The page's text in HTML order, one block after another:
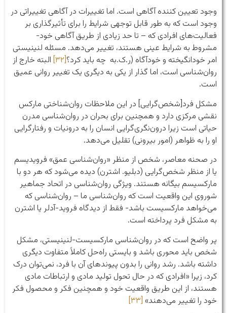
وجود تعیین کننده آگاهی است. اما تغییرات در آگاهی تغییراتی در
وجود است که به طور قابل توجهی شرایط را برای تأثیرگذاری بر
فعالیت‌های افرادی که – تا حد زیادی از طریق آگاهی خود-
مشروط به شرایط عینی هستند، تغییر می‌دهد. مسئله لنینیستی
امر خودانگیخته و خودآگاه (ر.ک.به چه باید کرد؟[۳۲]
البته خارج از
روان‌شناسی است، اما گذار از یکی به دیگری یک تغییر روانی عمیق
است.
مشکل فرد[شخص‌گرایی] در این ملاحظات روان‌شناختی مارکس
نقشی مرکزی دارد و همچنین برای بحران در روان‌شناسی مدرن
حیاتی است زیرا درون‌نگری‌گرایی انسان را به درونیات و رفتارگرایی
او را به ظواهر (امور بیرونی) تقلیل می‌دهد.
در صحنه معاصر، شخص از منظر «روان‌شناسی عمق» فرویدیسم
یا از منظر شخص‌گرایی (دبلیو. اشترن) دیده می‌شود که هر دو با
مارکسیسم بیگانه هستند. ویژگی روان‌شناسی در اتحاد جماهیر
شوروی این واقعیت است که روان‌شناسی ما – روان‌شناسی که
می‌خواهد مارکسیست باشد- فقط از دیدگاه فروید-آدلر یا اشترن
به مشکل فرد پرداخته است.
پر واضح است که در روان‌شناسی مارکسیست-لنینیستی، مشکل
شخص باید محوری باشد و بایستی راه‌حل کاملاً متفاوت دیگری
داشته باشد. رشد روانی را بدون پیوندهای آن با فرد، نمی‌توان درک
کرد، زیرا «افرادی که در حال تحول تولید مادی و ارتباطات مادی
هستند، از این طریق واقعیت خود و همچنین فکر و محصول فکر
خود را تغییر می‌دهند» [۳۳]